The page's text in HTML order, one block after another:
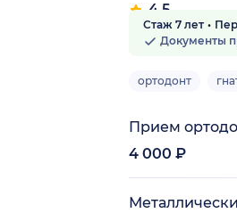
4.5
9 отзывов
Стаж 7 лет
Документы
ортодонт
Прием
4 000 ₽